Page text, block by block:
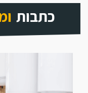
כתבות